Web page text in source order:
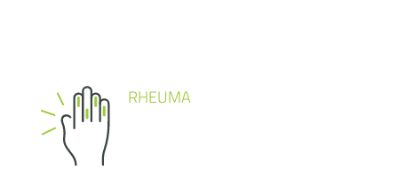
RHEUMA